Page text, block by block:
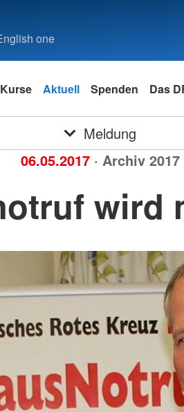
one
Kurse Aktuell Spenden Das
Meldung
06.05.2017 · Archiv 2017
wird